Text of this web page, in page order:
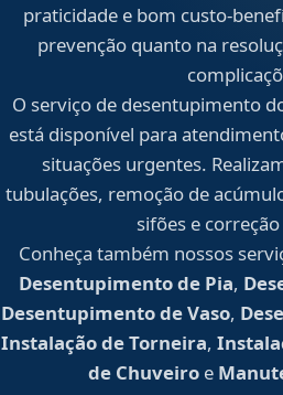
praticidade e bom custo-
prevenção quanto na
O serviço de desentupimento
está disponível para
situações urgentes.
tubulações, remoção de
sifões e
Conheça também nossos
Desentupimento de Pia,
Desentupimento de Vaso,
Instalação de Torneira,
de Chuveiro e